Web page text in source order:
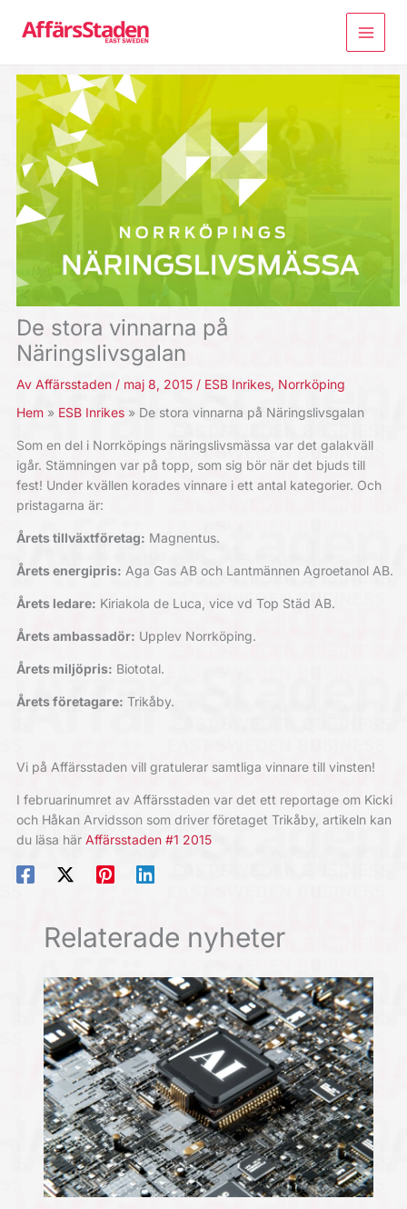
De stora vinnarna på
Näringslivsgalan
Av Affärsstaden / maj 8, 2015 / ESB Inrikes, Norrköping
Hem
ESB Inrikes De stora vinnarna på Näringslivsgalan
Som en del i Norrköpings näringslivsmässa var det galakväll
igår. Stämningen var på topp, som sig bör när det bjuds till
fest! Under kvällen korades vinnare i ett antal kategorier. Och
pristagarna är:
Årets tillväxtföretag: Magnentus.
Årets energipris: Aga Gas AB och Lantmännen Agroetanol AB.
Årets ledare: Kiriakola de Luca, vice vd Top Städ AB.
Årets ambassadör: Upplev Norrköping.
Årets miljöpris: Biototal.
Årets företagare: Trikåby.
Vi på Affärsstaden vill gratulerar samtliga vinnare till vinsten!
I februarinumret av Affärsstaden var det ett reportage om Kicki
och Håkan Arvidsson som driver företaget Trikåby, artikeln kan
du läsa här Affärsstaden #1 2015
Relaterade nyheter